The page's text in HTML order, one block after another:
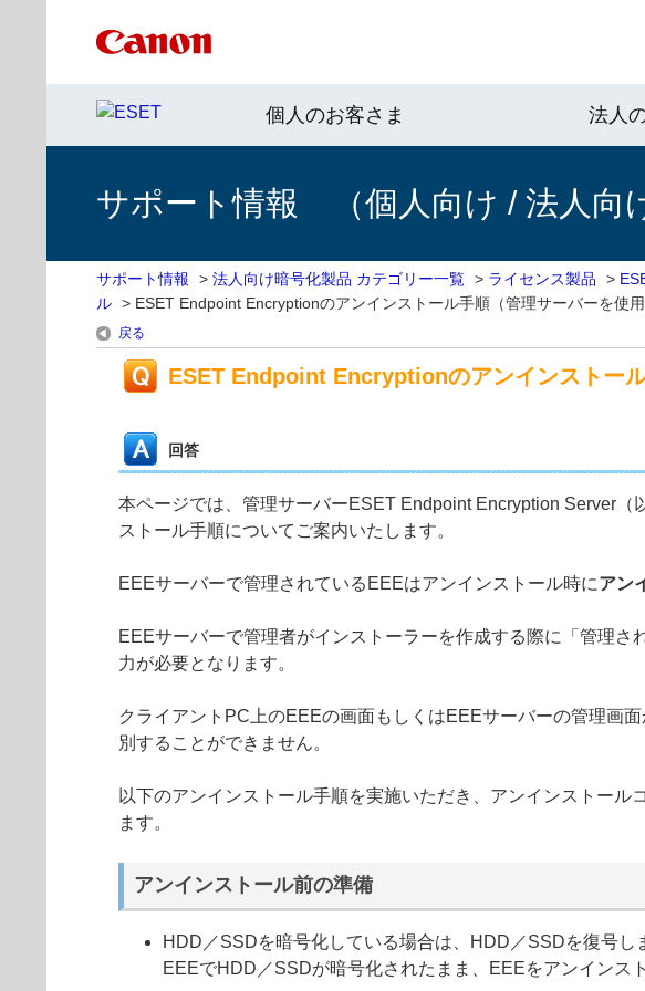
個人のお客さま 法人
サポート情報 （個人向け / 法人向
サポート情報 > 法人向け暗号化製品 カテゴリー一覧 > ライセンス製品 >
ル > ESET Endpoint Encryptionのアンインストール手順（管理サーバーを使用
戻る
ESET Endpoint Encryptionのアンインストー
回答
本ページでは、管理サーバーESET Endpoint Encryption Server
ストール手順についてご案内いたします。
EEEサーバーで管理されているEEEはアンインストール時にアン
EEEサーバーで管理者がインストーラーを作成する際に「管理
力が必要となります。
クライアントPC上のEEEの画面もしくはEEEサーバーの管理画
別することができません。
以下のアンインストール手順を実施いただき、アンインストー
ます。
アンインストール前の準備
HDD／SSDを暗号化している場合は、HDD／SSDを復号し
EEEでHDD／SSDが暗号化されたまま、EEEをアンインス